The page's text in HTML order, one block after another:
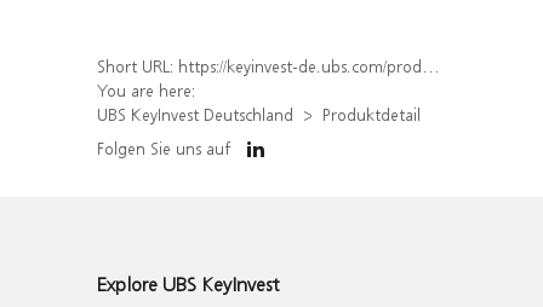
Short URL: https://keyinvest-de.ubs.com/produkt/detail/index/isin/DE000WA8ES88
You are here:
UBS KeyInvest Deutschland
Produktdetail
Folgen Sie uns auf
Explore UBS KeyInvest